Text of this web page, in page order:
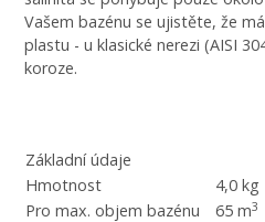
Vašem bazénu se ujistěte, že
plastu - u klasické nerezi (AISI
koroze.
Základní údaje
Hmotnost
4,0 kg
Pro max. objem bazénu
65 m3